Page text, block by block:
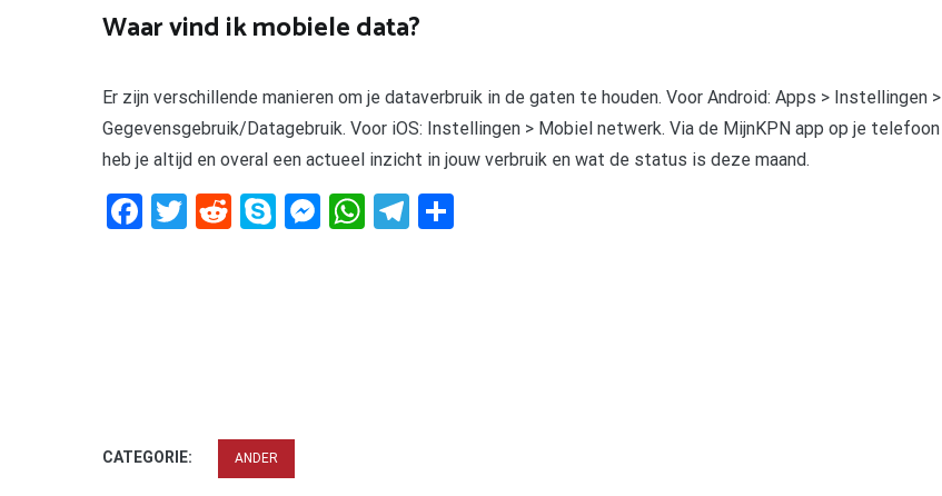
Waar vind ik mobiele data?
Er zijn verschillende manieren om je dataverbruik in de gaten te houden. Voor Android: Apps > Instellingen >
Gegevensgebruik/Datagebruik. Voor iOS: Instellingen > Mobiel netwerk. Via de MijnKPN app op je telefoon
heb je altijd en overal een actueel inzicht in jouw verbruik en wat de status is deze maand.
Facebook
Twitter
RedditSkypeMessenger
WhatsApp
Telegram
CATEGORIE: ANDER